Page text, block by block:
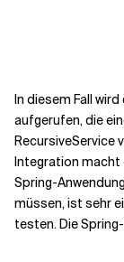
In diesem Fall
aufgerufen, die
RecursiveService
Integration macht
Spring-
müssen, ist sehr
testen. Die